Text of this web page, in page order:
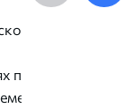
прав